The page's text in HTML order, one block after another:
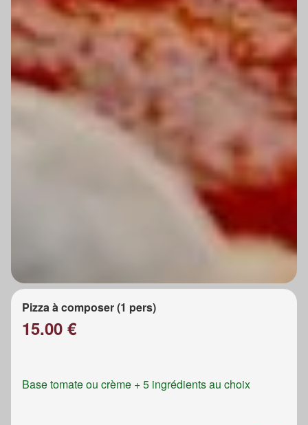
Pizza à composer (1 pers)
15.00 €
Base tomate ou crème + 5 ingrédients au choix